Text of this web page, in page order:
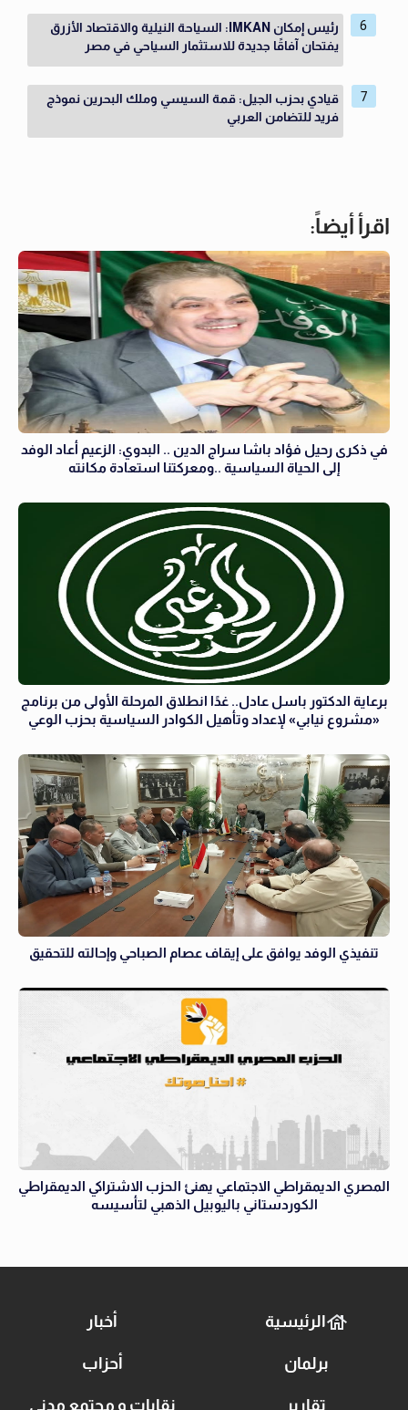
رئيس إمكان IMKAN: السياحة النيلية والاقتصاد الأزرق
يفتحان آفاقًا جديدة للاستثمار السياحي في مصر
قيادي بحزب الجيل: قمة السيسي وملك البحرين نموذج
فريد للتضامن العربي
اقرأ أيضاً:
في ذكرى رحيل فؤاد باشا سراج الدين .. البدوي: الزعيم أعاد الوفد
إلى الحياة السياسية ..ومعركتنا استعادة مكانته
برعاية الدكتور باسل عادل.. غدًا انطلاق المرحلة الأولى من برنامج
«مشروع نيابي» لإعداد وتأهيل الكوادر السياسية بحزب الوعي
تنفيذي الوفد يوافق على إيقاف عصام الصباحي وإحالته للتحقيق
المصري الديمقراطي الاجتماعي يهنئ الحزب الاشتراكي الديمقراطي
الكوردستاني باليوبيل الذهبي لتأسيسه
الرئيسية أخبار
برلمان أحزاب
تقارير نقابات و مجتمع مدني